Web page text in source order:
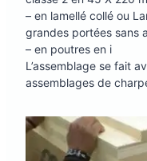
– en lamellé collé ou
grandes portées sans
– en poutres en i
L’assemblage se fait
assemblages de